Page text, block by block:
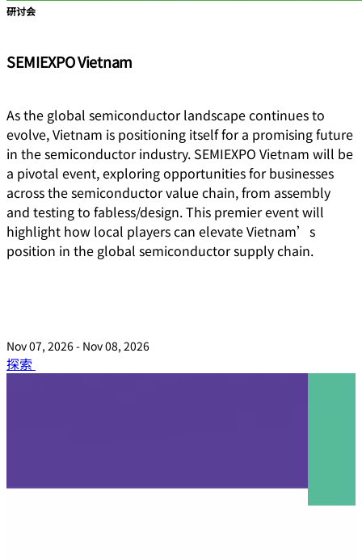
研讨会
SEMIEXPO Vietnam
As the global semiconductor landscape continues to
evolve, Vietnam is positioning itself for a promising future
in the semiconductor industry. SEMIEXPO Vietnam will be
a pivotal event, exploring opportunities for businesses
across the semiconductor value chain, from assembly
and testing to fabless/design. This premier event will
highlight how local players can elevate Vietnam’s
position in the global semiconductor supply chain.
Nov 07, 2026 - Nov 08, 2026
探索